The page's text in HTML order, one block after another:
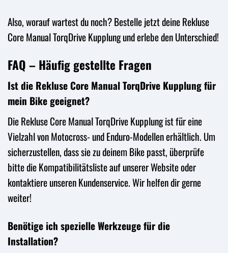
Also, worauf wartest du noch? Bestelle jetzt deine Rekluse
Core Manual TorqDrive Kupplung und erlebe den Unterschied!
FAQ – Häufig gestellte Fragen
Ist die Rekluse Core Manual TorqDrive Kupplung für
mein Bike geeignet?
Die Rekluse Core Manual TorqDrive Kupplung ist für eine
Vielzahl von Motocross- und Enduro-Modellen erhältlich. Um
sicherzustellen, dass sie zu deinem Bike passt, überprüfe
bitte die Kompatibilitätsliste auf unserer Website oder
kontaktiere unseren Kundenservice. Wir helfen dir gerne
weiter!
Benötige ich spezielle Werkzeuge für die
Installation?